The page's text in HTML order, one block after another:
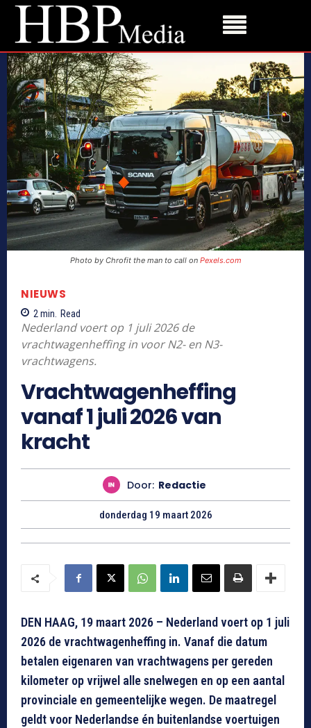
Photo by Chrofit the man to call on Pexels.com
NIEUWS
2min. Read
Nederland voert op 1 juli 2026 de
vrachtwagenheffing in voor N2- en N3-
vrachtwagens.
Vrachtwagenheffing
vanaf 1 juli 2026 van
kracht
Door: Redactie
donderdag 19 maart 2026
DEN HAAG, 19 maart 2026 – Nederland voert op 1 juli
2026 de vrachtwagenheffing in. Vanaf die datum
betalen eigenaren van vrachtwagens per gereden
kilometer op vrijwel alle snelwegen en op een aantal
provinciale en gemeentelijke wegen. De maatregel
geldt voor Nederlandse én buitenlandse voertuigen